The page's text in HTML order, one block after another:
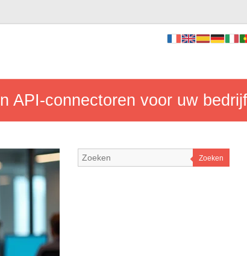
API-connectoren voor uw bedrijf
Zoeken